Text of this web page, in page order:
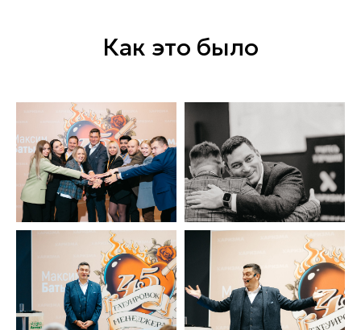
Как это было